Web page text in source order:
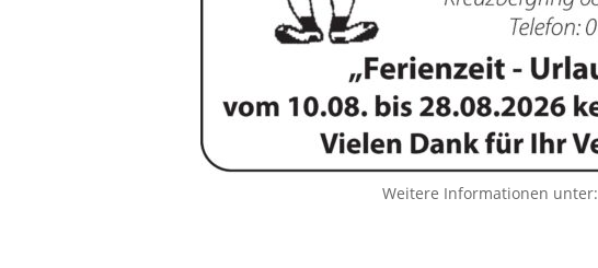
Weitere Informationen unter: